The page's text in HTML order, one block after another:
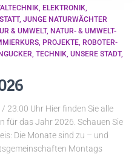
ELEKTRONIK
JUNGE NATURWÄCHTER
& UMWELT NATUR- & UMWELT-
PROJEKTE ROBOTER-
TECHNIK UNSERE STADT
23.00 Uhr Hier finden Sie alle
für das Jahr 2026. Schauen Sie
Die Monate sind zu – und
Montags